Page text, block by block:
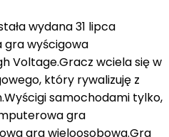
wydana 31 lipca
gra wyścigowa
Voltage.Gracz wciela się w
który rywalizuję z
samochodami tylko,
gra
gra wieloosobowa.Gra